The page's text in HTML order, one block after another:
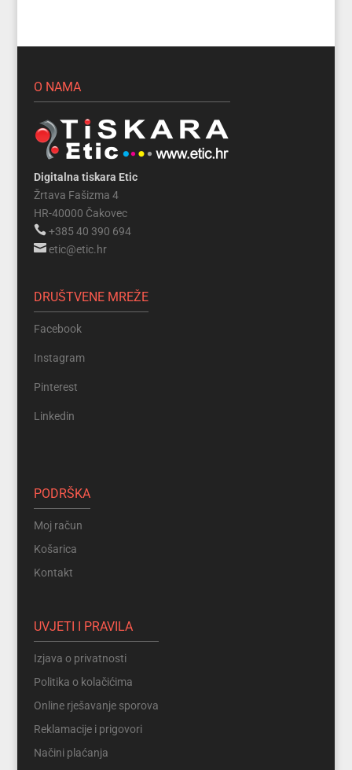
O NAMA
Digitalna tiskara Etic
Žrtava Fašizma 4
HR-40000 Čakovec
+385 40 390 694
etic@etic.hr
DRUŠTVENE MREŽE
Facebook
Instagram
Pinterest
Linkedin
PODRŠKA
Moj račun
Košarica
Kontakt
UVJETI I PRAVILA
Izjava o privatnosti
Politika o kolačićima
Online rješavanje sporova
Reklamacije i prigovori
Načini plaćanja